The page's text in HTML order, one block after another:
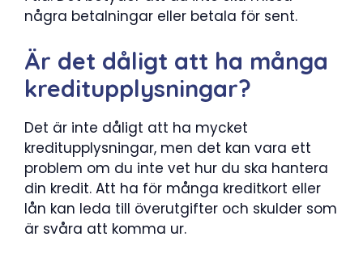
några betalningar eller betala för sent.
Är det dåligt att ha många
kreditupplysningar?
Det är inte dåligt att ha mycket
kreditupplysningar, men det kan vara ett
problem om du inte vet hur du ska hantera
din kredit. Att ha för många kreditkort eller
lån kan leda till överutgifter och skulder som
är svåra att komma ur.